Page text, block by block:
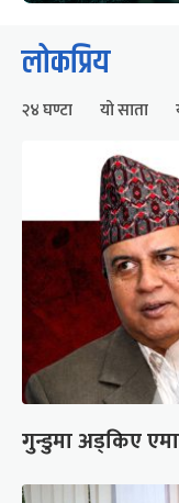
लोकप्रिय
२४ घण्टा यो साता
गुन्डुमा अड्किए